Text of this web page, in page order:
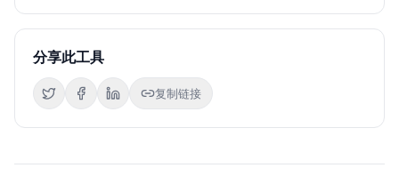
分享此工具
复制链接